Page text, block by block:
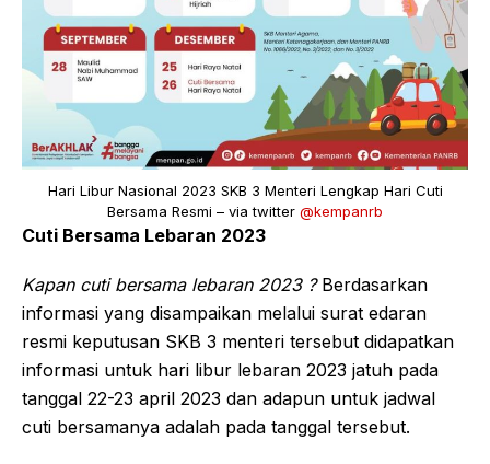
Hari Libur Nasional 2023 SKB 3 Menteri Lengkap Hari Cuti
Bersama Resmi – via twitter @kempanrb
Cuti Bersama Lebaran 2023
Kapan cuti bersama lebaran 2023 ?Berdasarkan
informasi yang disampaikan melalui surat edaran
resmi keputusan SKB 3 menteri tersebut didapatkan
informasi untuk hari libur lebaran 2023 jatuh pada
tanggal 22-23 april 2023 dan adapun untuk jadwal
cuti bersamanya adalah pada tanggal tersebut.